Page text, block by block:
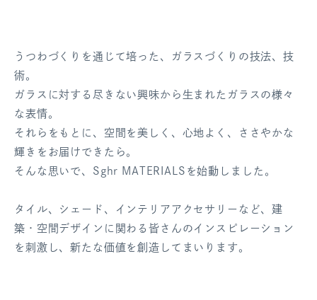
うつわづくりを通じて培った、ガラスづくりの技法、技
術。
ガラスに対する尽きない興味から生まれたガラスの様々
な表情。
それらをもとに、空間を美しく、心地よく、ささやかな
輝きをお届けできたら。
そんな思いで、Sghr MATERIALSを始動しました。
タイル、シェード、インテリアアクセサリーなど、建
築・空間デザインに関わる皆さんのインスピレーション
を刺激し、新たな価値を創造してまいります。